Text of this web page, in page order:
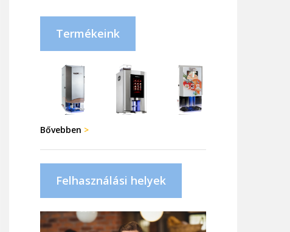
Termékeink
Bővebben >
Felhasználási helyek